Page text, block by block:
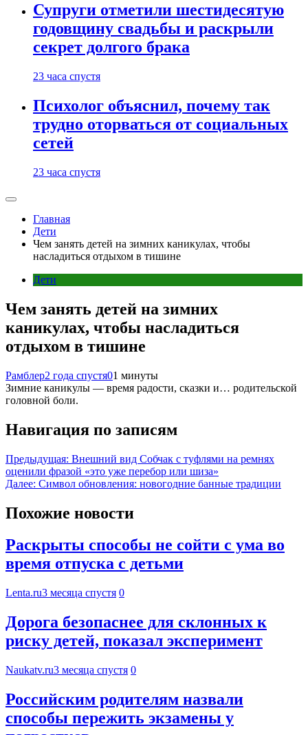
Супруги отметили шестидесятую
годовщину свадьбы и раскрыли
секрет долгого брака
23 часа спустя
Психолог объяснил, почему так
трудно оторваться от социальных
сетей
23 часа спустя
Главная
Дети
Чем занять детей на зимних каникулах, чтобы
насладиться отдыхом в тишине
Дети
Чем занять детей на зимних
каникулах, чтобы насладиться
отдыхом в тишине
Рамблер2 года спустя01 минуты
Зимние каникулы — время радости, сказки и… родительской
головной боли.
Навигация по записям
Предыдущая: Внешний вид Собчак с туфлями на ремнях
оценили фразой «это уже перебор или шиза»
Далее: Символ обновления: новогодние банные традиции
Похожие новости
Раскрыты способы не сойти с ума во
время отпуска с детьми
Lenta.ru3 месяца спустя 0
Дорога безопаснее для склонных к
риску детей, показал эксперимент
Naukatv.ru3 месяца спустя 0
Российским родителям назвали
способы пережить экзамены у